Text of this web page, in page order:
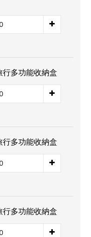
行多功能收納盒
行多功能收納盒
行多功能收納盒